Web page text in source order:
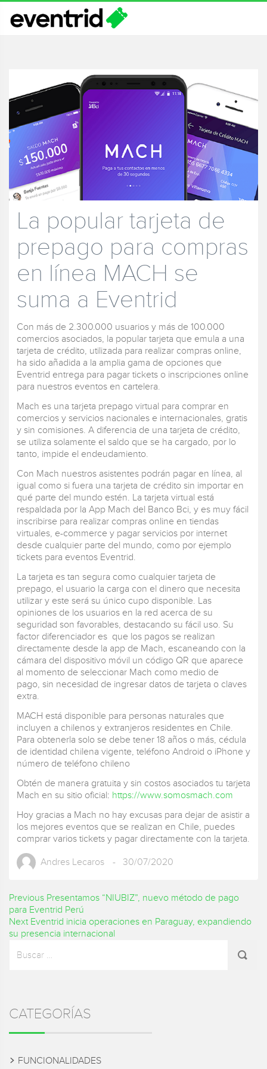
La popular tarjeta de
prepago para compras
en línea MACH se
suma a Eventrid
Con más de 2.300.000 usuarios y más de 100.000
comercios asociados, la popular tarjeta que emula a una
tarjeta de crédito, utilizada para realizar compras online,
ha sido añadida a la amplia gama de opciones que
Eventrid entrega para pagar tickets o inscripciones online
para nuestros eventos en cartelera.
Mach es una tarjeta prepago virtual para comprar en
comercios y servicios nacionales e internacionales, gratis
y sin comisiones. A diferencia de una tarjeta de crédito,
se utiliza solamente el saldo que se ha cargado, por lo
tanto, impide el endeudamiento.
Con Mach nuestros asistentes podrán pagar en línea, al
igual como si fuera una tarjeta de crédito sin importar en
qué parte del mundo estén. La tarjeta virtual está
respaldada por la App Mach del Banco Bci, y es muy fácil
inscribirse para realizar compras online en tiendas
virtuales, e-commerce y pagar servicios por internet
desde cualquier parte del mundo, como por ejemplo
tickets para eventos Eventrid.
La tarjeta es tan segura como cualquier tarjeta de
prepago, el usuario la carga con el dinero que necesita
utilizar y este será su único cupo disponible. Las
opiniones de los usuarios en la red acerca de su
seguridad son favorables, destacando su fácil uso. Su
factor diferenciador es que los pagos se realizan
directamente desde la app de Mach, escaneando con la
cámara del dispositivo móvil un código QR que aparece
al momento de seleccionar Mach como medio de
pago, sin necesidad de ingresar datos de tarjeta o claves
extra.
MACH está disponible para personas naturales que
incluyen a chilenos y extranjeros residentes en Chile.
Para obtenerla solo se debe tener 18 años o más, cédula
de identidad chilena vigente, teléfono Android o iPhone y
número de teléfono chileno
Obtén de manera gratuita y sin costos asociados tu tarjeta
Mach en su sitio oficial: https://www.somosmach.com
Hoy gracias a Mach no hay excusas para dejar de asistir a
los mejores eventos que se realizan en Chile, puedes
comprar varios tickets y pagar directamente con la tarjeta.
Andres Lecaros
- 30/07/2020
Navegación
de
entradas
Previous Previous
post:
Presentamos “NIUBIZ”, nuevo método de pago
para Eventrid Perú
Next Next
post:
Eventrid inicia operaciones en Paraguay, expandiendo
su presencia internacional
Sidebar
por:
CATEGORÍAS
FUNCIONALIDADES